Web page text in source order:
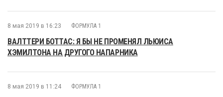
8 мая 2019 в 16:23 ФОРМУЛА 1
ВАЛТТЕРИ БОТТАС: Я БЫ НЕ ПРОМЕНЯЛ ЛЬЮИСА
ХЭМИЛТОНА НА ДРУГОГО НАПАРНИКА
8 мая 2019 в 11:24 ФОРМУЛА 1